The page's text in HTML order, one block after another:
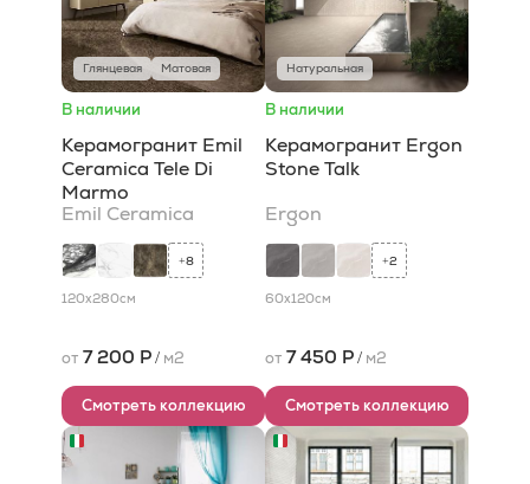
Глянцевая Матовая
В наличии
Керамогранит Emil
Ceramica Tele Di
Marmo
Emil Ceramica
+8
120x280см
от 7 200 Р/ м2
Смотреть коллекцию
Натуральная
В наличии
Керамогранит Ergon
Stone Talk
Ergon
+2
60x120см
от 7 450 Р/ м2
Смотреть коллекцию